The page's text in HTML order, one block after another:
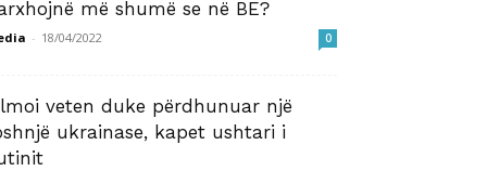
më shumë se në BE?
- 18/04/2022 0
veten duke përdhunuar një
ukrainase, kapet ushtari i